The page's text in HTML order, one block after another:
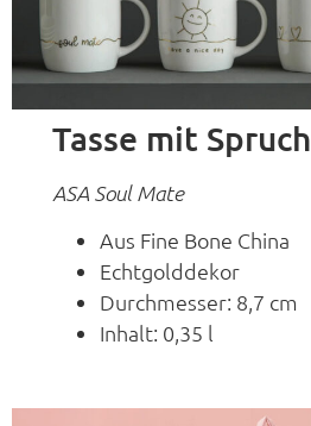
Tasse mit Spruch
ASA Soul Mate
Aus Fine Bone China
Echtgolddekor
Durchmesser: 8,7 cm
Inhalt: 0,35 l